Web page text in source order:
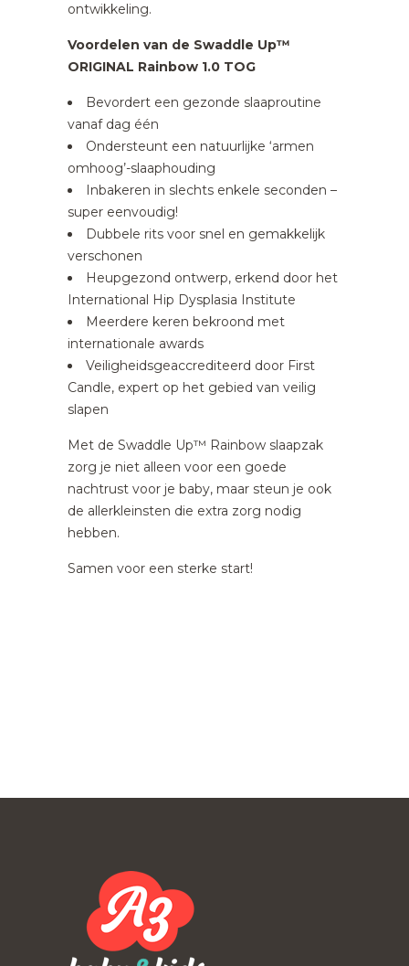
ontwikkeling.
Voordelen van de Swaddle Up™
ORIGINAL Rainbow 1.0 TOG
Bevordert een gezonde slaaproutine
vanaf dag één
Ondersteunt een natuurlijke ‘armen
omhoog’-slaaphouding
Inbakeren in slechts enkele seconden –
super eenvoudig!
Dubbele rits voor snel en gemakkelijk
verschonen
Heupgezond ontwerp, erkend door het
International Hip Dysplasia Institute
Meerdere keren bekroond met
internationale awards
Veiligheidsgeaccrediteerd door First
Candle, expert op het gebied van veilig
slapen
Met de Swaddle Up™ Rainbow slaapzak
zorg je niet alleen voor een goede
nachtrust voor je baby, maar steun je ook
de allerkleinsten die extra zorg nodig
hebben.
Samen voor een sterke start!